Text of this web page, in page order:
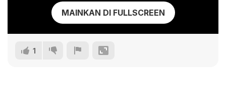
MAINKAN DI FULLSCREEN
1